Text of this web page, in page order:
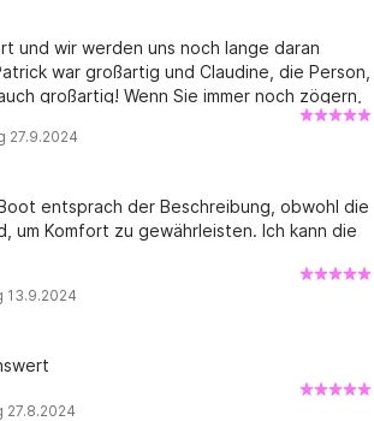
und wir werden uns noch lange daran
war großartig und Claudine, die Person,
großartig! Wenn Sie immer noch zögern,
27.9.2024
entsprach der Beschreibung, obwohl die
um Komfort zu gewährleisten. Ich kann die
13.9.2024
27.8.2024